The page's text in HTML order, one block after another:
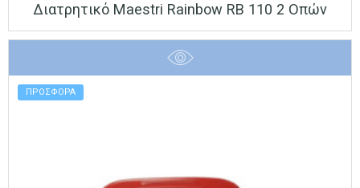
Διατρητικό Maestri Rainbow RB 110 2 Οπών
ΠΡΟΣΦΟΡΑ